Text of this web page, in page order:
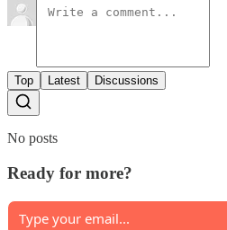
Top Latest Discussions
No posts
Ready for more?